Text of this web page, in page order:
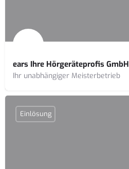
ears Ihre Hörgeräteprofis GmbH
Ihr unabhängiger Meisterbetrieb
Einlösung